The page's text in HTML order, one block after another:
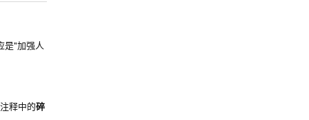
是"加强人
释中的碎